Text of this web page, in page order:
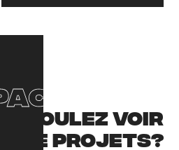
Ax.c
VOULEZ VOIR
DE PROJETS?